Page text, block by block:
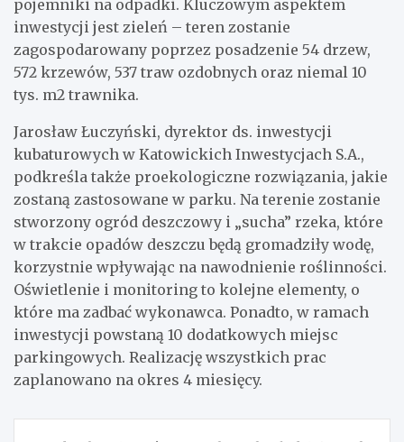
pojemniki na odpadki. Kluczowym aspektem
inwestycji jest zieleń – teren zostanie
zagospodarowany poprzez posadzenie 54 drzew,
572 krzewów, 537 traw ozdobnych oraz niemal 10
tys. m2 trawnika.
Jarosław Łuczyński, dyrektor ds. inwestycji
kubaturowych w Katowickich Inwestycjach S.A.,
podkreśla także proekologiczne rozwiązania, jakie
zostaną zastosowane w parku. Na terenie zostanie
stworzony ogród deszczowy i „sucha” rzeka, które
w trakcie opadów deszczu będą gromadziły wodę,
korzystnie wpływając na nawodnienie roślinności.
Oświetlenie i monitoring to kolejne elementy, o
które ma zadbać wykonawca. Ponadto, w ramach
inwestycji powstaną 10 dodatkowych miejsc
parkingowych. Realizację wszystkich prac
zaplanowano na okres 4 miesięcy.